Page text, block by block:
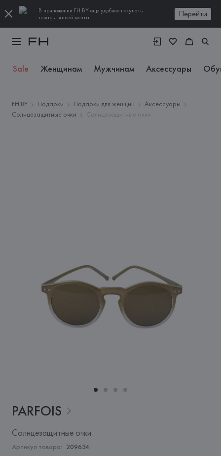
В приложении FH.BY еще удобнее покупать
товары вашей мечты
Перейти
Sale Женщинам Мужчинам Аксессуары
FH.BY Подарки Подарки для женщин
Аксессуары
Солнцезащитные очки
Солнцезащитные очки
PARFOIS
Солнцезащитные очки
Артикул товара: 209634